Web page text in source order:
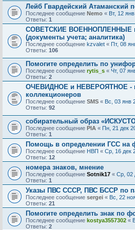
Лейб Гвардейский Атаманский
Последнее сообщение Nemo « Вт, 12
Ответы: 1
СОВЕТСКИЕ ВОЕННОПЛЕННЫЕ
(документы учета; аналитика)
Последнее сообщение kzvalet « Пт, 08
Ответы: 106
Помогите определить по
Последнее сообщение rytis_s « Чт, 07
Ответы: 2
ОЧЕВИДНОЕ и НЕВЕРОЯТНОЕ -
коллекционеров
Последнее сообщение SMS « Вс, 03 янв
Ответы: 92
собирательный образ
Последнее сообщение PIA « Пн, 21 дек
Ответы: 1
Помощь в определении ГСС на
Последнее сообщение НВП « Ср, 16 дек
Ответы: 12
номера знаков, мнение
Последнее сообщение Sotnik17 « Ср, 02
Ответы: 1
Указы ПВС СССР, ПВС БССР по
Последнее сообщение sergei « Вс, 22
Ответы: 21
Помогите определить знак по
Последнее сообщение kostya3557302 «
Ответы: 2